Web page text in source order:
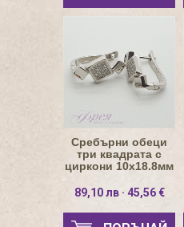
Сребърни обеци
три квадрата с
циркони 10х18.8мм
89,10 лв · 45,56 €